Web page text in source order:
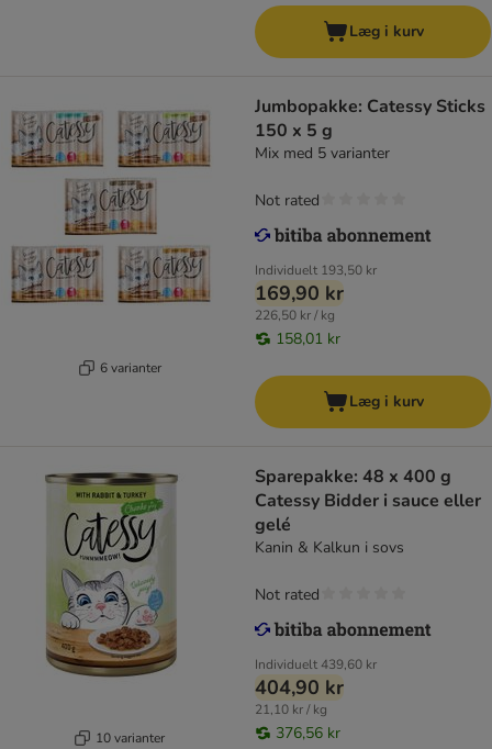
Læg i kurv
6 varianter
Jumbopakke: Catessy Sticks
150 x 5 g
Mix med 5 varianter
Individuelt 193,50 kr
169,90 kr
226,50 kr / kg
158,01 kr
Not rated
Læg i kurv
10 varianter
Sparepakke: 48 x 400 g
Catessy Bidder i sauce eller
gelé
Kanin & Kalkun i sovs
Individuelt439,60 kr
404,90 kr
21,10 kr / kg
376,56 kr
Not rated